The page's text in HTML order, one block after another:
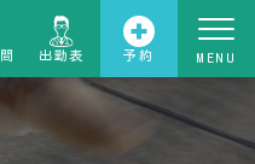
出勤表 予約